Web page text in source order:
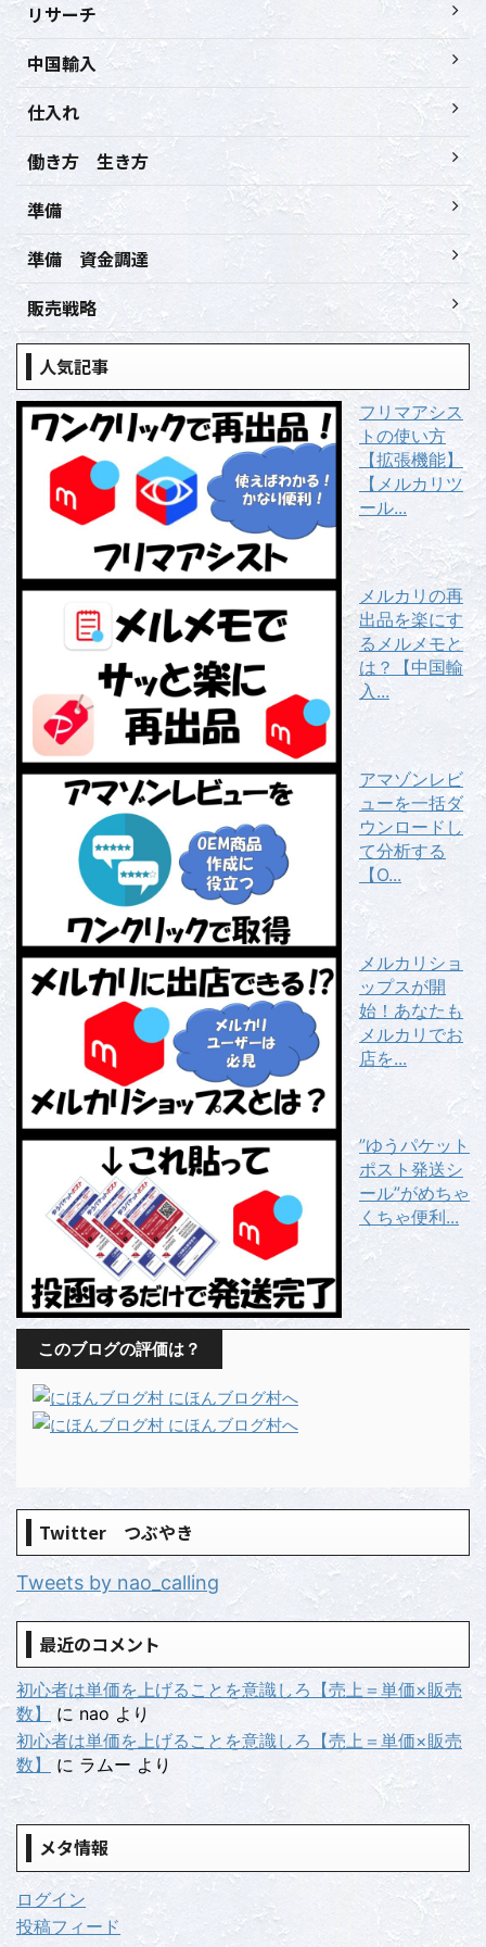
リサーチ
中国輸入
仕入れ
働き方 生き方
準備
準備 資金調達
販売戦略
人気記事
フリマアシス
トの使い方
【拡張機能】
【メルカリツ
ール...
メルカリの再
出品を楽にす
るメルメモと
は？【中国輸
入...
アマゾンレビ
ューを一括ダ
ウンロードし
て分析する
【O...
メルカリショ
ップスが開
始！あなたも
メルカリでお
店を...
”ゆうパケット
ポスト発送シ
ール”がめちゃ
くちゃ便利...
このブログの評価は？
Twitter つぶやき
Tweets by nao_calling
最近のコメント
初心者は単価を上げることを意識しろ【売上＝単価×販売
数】
にnao より
初心者は単価を上げることを意識しろ【売上＝単価×販売
数】 に ラムー より
メタ情報
ログイン
投稿フィード